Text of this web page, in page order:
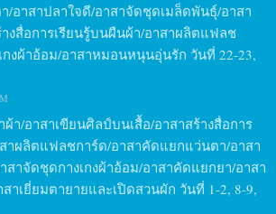
/อาสาปลาใจดี/อาสาจัดชุดเมล็ดพันธุ์/อาสา
งสื่อการเรียนรู้บนผืนผ้า/อาสาผลิตแฟลช
กงผ้าอ้อม/อาสาหมอนหนุนอุ่นรัก วันที่ 22-23,
ผ้า/อาสาเขียนศิลป์บนเสื้อ/อาสาสร้างสื่อการ
าผลิตแฟลชการ์ด/อาสาคัดแยกแว่นตา/อาสา
าจัดชุดกางเกงผ้าอ้อม/อาสาคัดแยกยา/อาสา
าเยี่ยมตายายและเปิดสวนผัก วันที่ 1-2, 8-9,